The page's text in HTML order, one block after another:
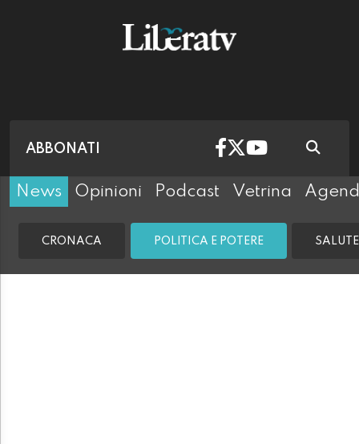
ABBONATI
News Opinioni Podcast Vetrina
CRONACA POLITICA E POTERE